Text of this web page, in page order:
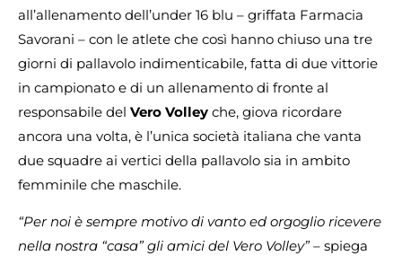
all’allenamento dell’under 16 blu – griffata Farmacia
Savorani – con le atlete che così hanno chiuso una tre
giorni di pallavolo indimenticabile, fatta di due vittorie
in campionato e di un allenamento di fronte al
responsabile del Vero Volley che, giova ricordare
ancora una volta, è l’unica società italiana che vanta
due squadre ai vertici della pallavolo sia in ambito
femminile che maschile.
“Per noi è sempre motivo di vanto ed orgoglio ricevere
nella nostra “casa” gli amici del Vero Volley” – spiega